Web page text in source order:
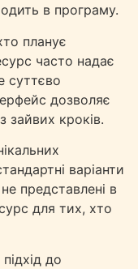
в програму.
планує
часто надає
суттєво
дозволяє
кроків.
варіанти
представлені в
для тих, хто
до